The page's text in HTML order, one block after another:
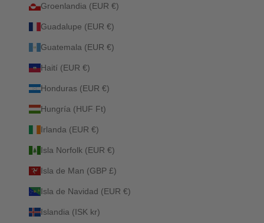
Groenlandia (EUR €)
Guadalupe (EUR €)
Guatemala (EUR €)
Haití (EUR €)
Honduras (EUR €)
Hungría (HUF Ft)
Irlanda (EUR €)
Isla Norfolk (EUR €)
Isla de Man (GBP £)
Isla de Navidad (EUR €)
Islandia (ISK kr)